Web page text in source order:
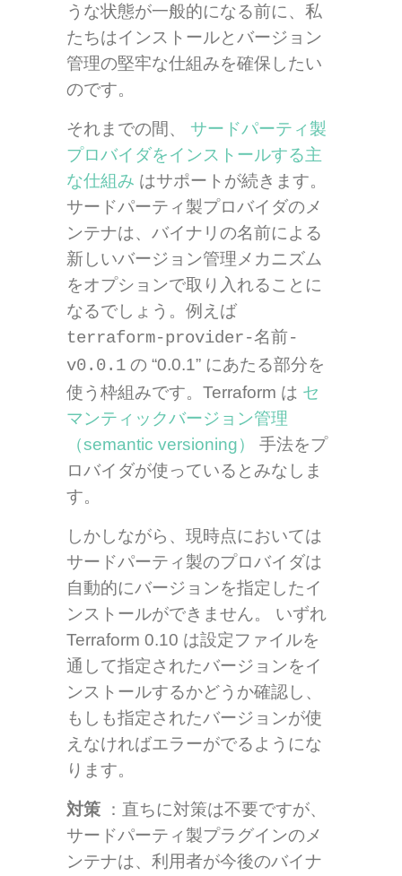
うな状態が一般的になる前に、私
たちはインストールとバージョン
管理の堅牢な仕組みを確保したい
のです。
それまでの間、 サードパーティ製
プロバイダをインストールする主
な仕組み はサポートが続きます。
サードパーティ製プロバイダのメ
ンテナは、バイナリの名前による
新しいバージョン管理メカニズム
をオプションで取り入れることに
なるでしょう。例えば
terraform-provider-名前-
v0.0.1 の “0.0.1” にあたる部分を
使う枠組みです。Terraform は セ
マンティックバージョン管理
（semantic versioning）
手法をプ
ロバイダが使っているとみなしま
す。
しかしながら、現時点においては
サードパーティ製のプロバイダは
自動的にバージョンを指定したイ
ンストールができません。 いずれ
Terraform 0.10 は設定ファイルを
通して指定されたバージョンをイ
ンストールするかどうか確認し、
もしも指定されたバージョンが使
えなければエラーがでるようにな
ります。
対策 ：直ちに対策は不要ですが、
サードパーティ製プラグインのメ
ンテナは、利用者が今後のバイナ